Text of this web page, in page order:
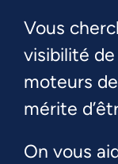
Vous
visibilité
moteurs
mérite
On vous